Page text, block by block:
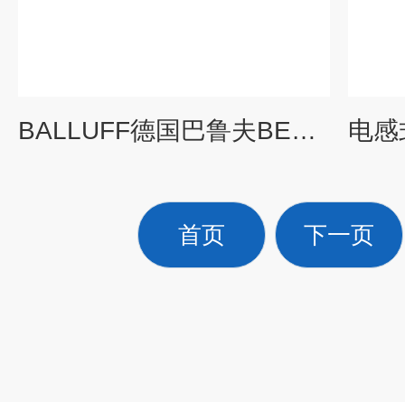
BALLUFF德国巴鲁夫BES013N系列接近开关现货
首页 下一页